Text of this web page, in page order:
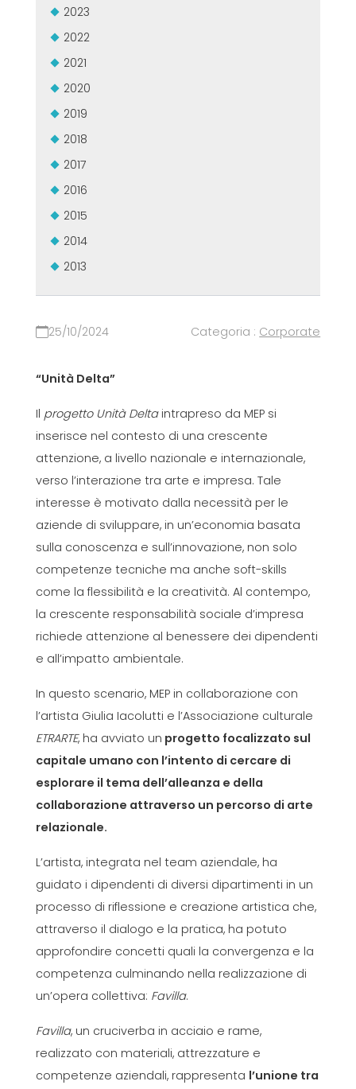
2023
2022
2021
2020
2019
2018
2017
2016
2015
2014
2013
25/10/2024 Categoria : Corporate
“Unità Delta”
Il progetto Unità Deltaintrapreso da MEP si
inserisce nel contesto di una crescente
attenzione, a livello nazionale e internazionale,
verso l’interazione tra arte e impresa. Tale
interesse è motivato dalla necessità per le
aziende di sviluppare, in un’economia basata
sulla conoscenza e sull’innovazione, non solo
competenze tecniche ma anche soft-skills
come la flessibilità e la creatività. Al contempo,
la crescente responsabilità sociale d’impresa
richiede attenzione al benessere dei dipendenti
e all’impatto ambientale.
In questo scenario, MEP in collaborazione con
l’artista Giulia Iacolutti e l’Associazione culturale
ETRARTE, ha avviato un progetto focalizzato sul
capitale umano con l’intento di cercare di
esplorare il tema dell’alleanza e della
collaborazione attraverso un percorso di arte
relazionale.
L’artista, integrata nel team aziendale, ha
guidato i dipendenti di diversi dipartimenti in un
processo di riflessione e creazione artistica che,
attraverso il dialogo e la pratica, ha potuto
approfondire concetti quali la convergenza e la
competenza culminando nella realizzazione di
un’opera collettiva: Favilla.
Favilla, un cruciverba in acciaio e rame,
realizzato con materiali, attrezzature e
competenze aziendali, rappresenta l’unione tra